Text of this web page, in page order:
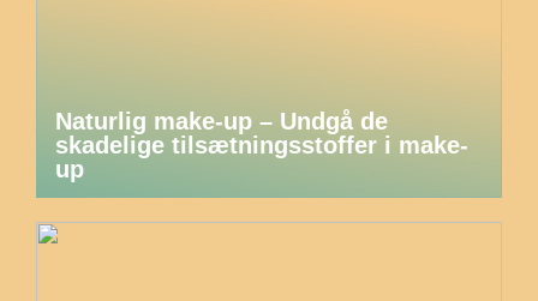
Naturlig make-up – Undgå de
skadelige tilsætningsstoffer i make-
up